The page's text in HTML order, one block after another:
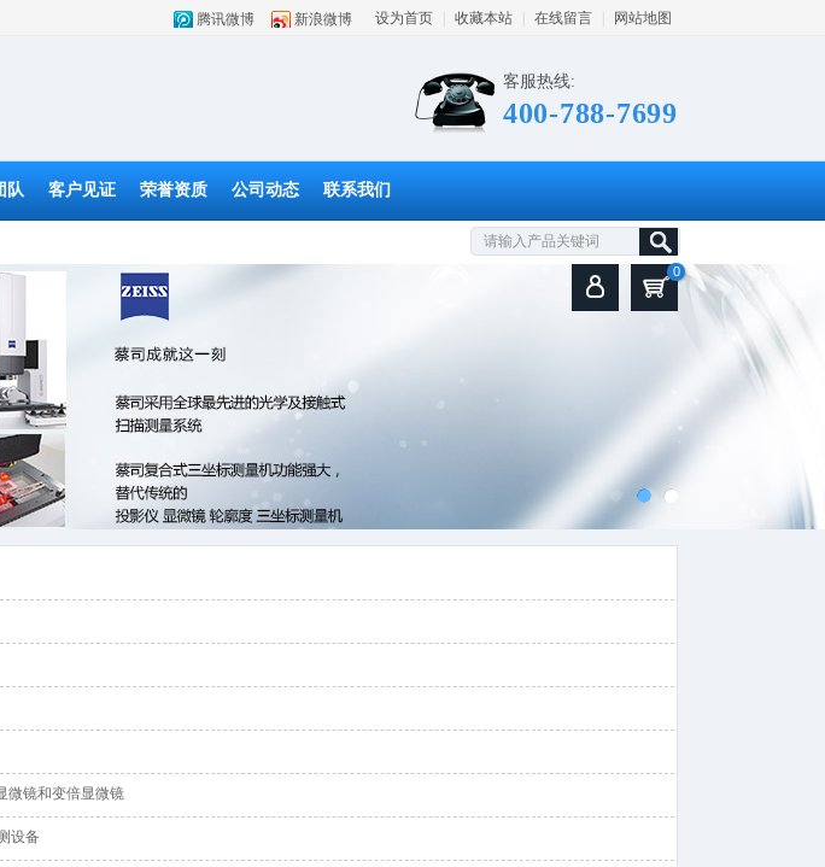
腾讯微博 新浪微博 设为首页 收藏本站 在线留言 网站地图
客服热线:
400-788-7699
队 客户见证 荣誉资质 公司动态 联系我们
0
微镜和变倍显微镜
设备